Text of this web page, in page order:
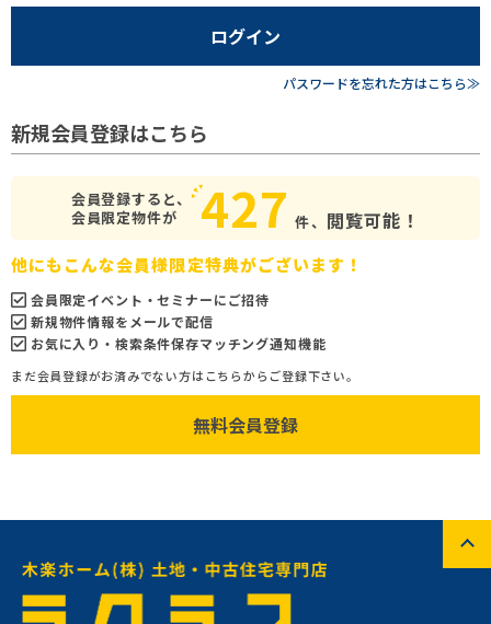
ログイン
パスワードを忘れた方はこちら≫
新規会員登録はこちら
会員登録すると、
会員限定物件が
427 件、 閲覧可能！
他にもこんな会員様限定特典がございます！
会員限定イベント・セミナーにご招待
新規物件情報をメールで配信
お気に入り・検索条件保存マッチング通知機能
まだ会員登録がお済みでない方はこちらからご登録下さい。
無料会員登録